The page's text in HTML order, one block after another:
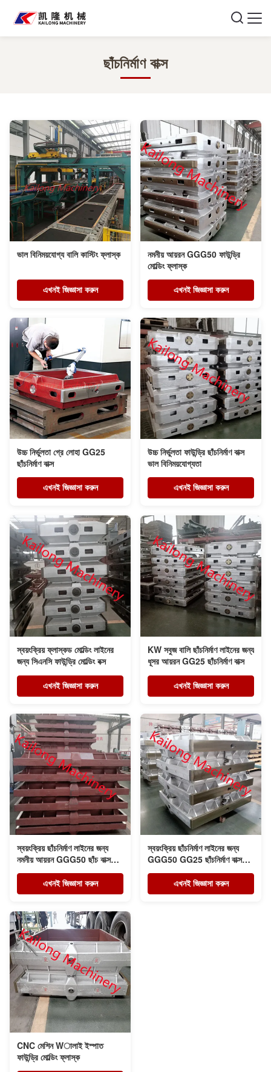
ছাঁচনির্মাণ বাক্স
ভাল বিনিময়যোগ্য বালি কাস্টিং ফ্লাস্ক
এখনই জিজ্ঞাসা করুন
নমনীয় আয়রন GGG50 ফাউন্ড্রি
মোল্ডিং ফ্লাস্ক
এখনই জিজ্ঞাসা করুন
উচ্চ নির্ভুলতা গ্রে লোহা GG25
ছাঁচনির্মাণ বাক্স
এখনই জিজ্ঞাসা করুন
উচ্চ নির্ভুলতা ফাউন্ড্রি ছাঁচনির্মাণ বাক্স
ভাল বিনিময়যোগ্যতা
এখনই জিজ্ঞাসা করুন
স্বয়ংক্রিয় ফ্লাস্কড মোল্ডিং লাইনের
জন্য সিএনসি ফাউন্ড্রি মোল্ডিং বক্স
এখনই জিজ্ঞাসা করুন
KW সবুজ বালি ছাঁচনির্মাণ লাইনের জন্য
ধূসর আয়রন GG25 ছাঁচনির্মাণ বাক্স
এখনই জিজ্ঞাসা করুন
স্বয়ংক্রিয় ছাঁচনির্মাণ লাইনের জন্য
নমনীয় আয়রন GGG50 ছাঁচ বাক্স
মেটাল কাস্টিং
এখনই জিজ্ঞাসা করুন
স্বয়ংক্রিয় ছাঁচনির্মাণ লাইনের জন্য
GGG50 GG25 ছাঁচনির্মাণ বাক্স
সমাবেশ
এখনই জিজ্ঞাসা করুন
CNC মেশিন Wালাই ইস্পাত
ফাউন্ড্রি মোল্ডিং ফ্লাস্ক